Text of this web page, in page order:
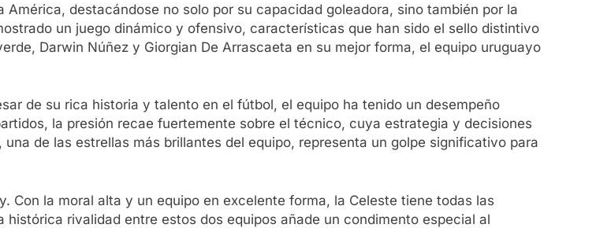
destacándose no solo por su capacidad goleadora, sino también por la
un juego dinámico y ofensivo, características que han sido el sello distintivo
Darwin Núñez y Giorgian De Arrascaeta en su mejor forma, el equipo uruguayo
de su rica historia y talento en el fútbol, el equipo ha tenido un desempeño
la presión recae fuertemente sobre el técnico, cuya estrategia y decisiones
de las estrellas más brillantes del equipo, representa un golpe significativo para
Con la moral alta y un equipo en excelente forma, la Celeste tiene todas las
rivalidad entre estos dos equipos añade un condimento especial al